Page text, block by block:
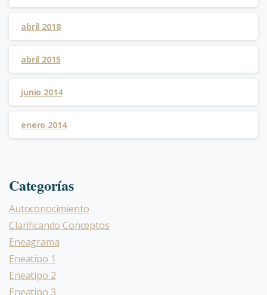
abril 2018
abril 2015
junio 2014
enero 2014
Categorías
Autoconocimiento
Clarificando Conceptos
Eneagrama
Eneatipo 1
Eneatipo 2
Eneatipo 3